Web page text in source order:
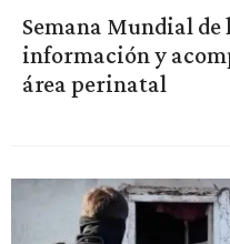
Semana Mundial
información y
área perinatal